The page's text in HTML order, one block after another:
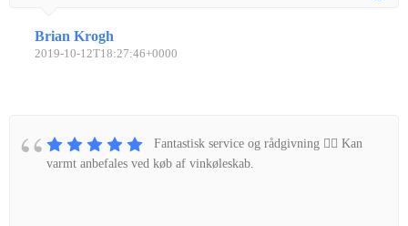
Brian Krogh
2019-10-12T18:27:46+0000
Fantastisk service og rådgivning 👌🏼 Kan
varmt anbefales ved køb af vinkøleskab.